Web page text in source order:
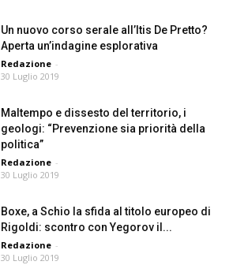
Un nuovo corso serale all’Itis De Pretto?
Aperta un’indagine esplorativa
Redazione -
30 Luglio 2019
Maltempo e dissesto del territorio, i
geologi: “Prevenzione sia priorità della
politica”
Redazione -
30 Luglio 2019
Boxe, a Schio la sfida al titolo europeo di
Rigoldi: scontro con Yegorov il...
Redazione -
30 Luglio 2019